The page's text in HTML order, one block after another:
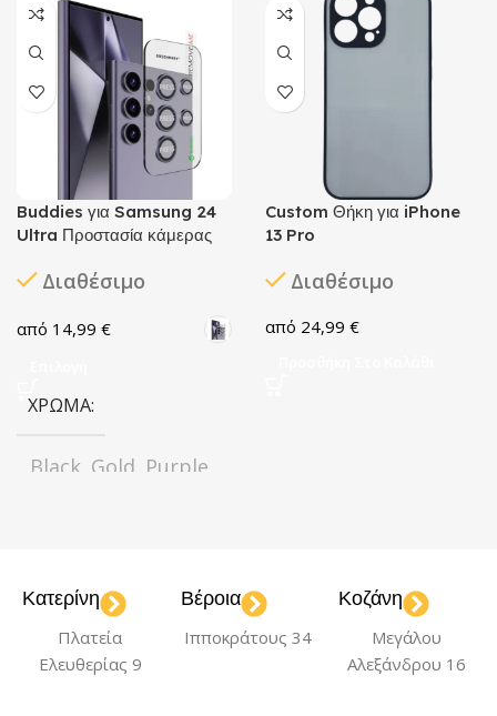
Buddies για Samsung 24
Ultra Προστασία κάμερας
Διαθέσιμο
14,99 €
ΧΡΏΜΑ
Black Gold Purple
Greenmnky
Custom Θήκη για iPhone
13 Pro
Διαθέσιμο
24,99 €
Κατερίνη
Πλατεία
Ελευθερίας 9
Βέροια
Ιπποκράτους 34
Κοζάνη
Μεγάλου
Αλεξάνδρου 16